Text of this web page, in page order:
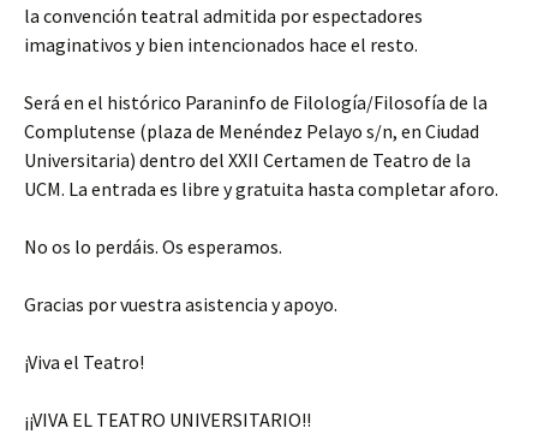
la convención teatral admitida por espectadores
imaginativos y bien intencionados hace el resto.
Será en el histórico Paraninfo de Filología/Filosofía de la
Complutense (plaza de Menéndez Pelayo s/n, en Ciudad
Universitaria) dentro del XXII Certamen de Teatro de la
UCM. La entrada es libre y gratuita hasta completar aforo.
No os lo perdáis. Os esperamos.
Gracias por vuestra asistencia y apoyo.
¡Viva el Teatro!
¡¡VIVA EL TEATRO UNIVERSITARIO!!